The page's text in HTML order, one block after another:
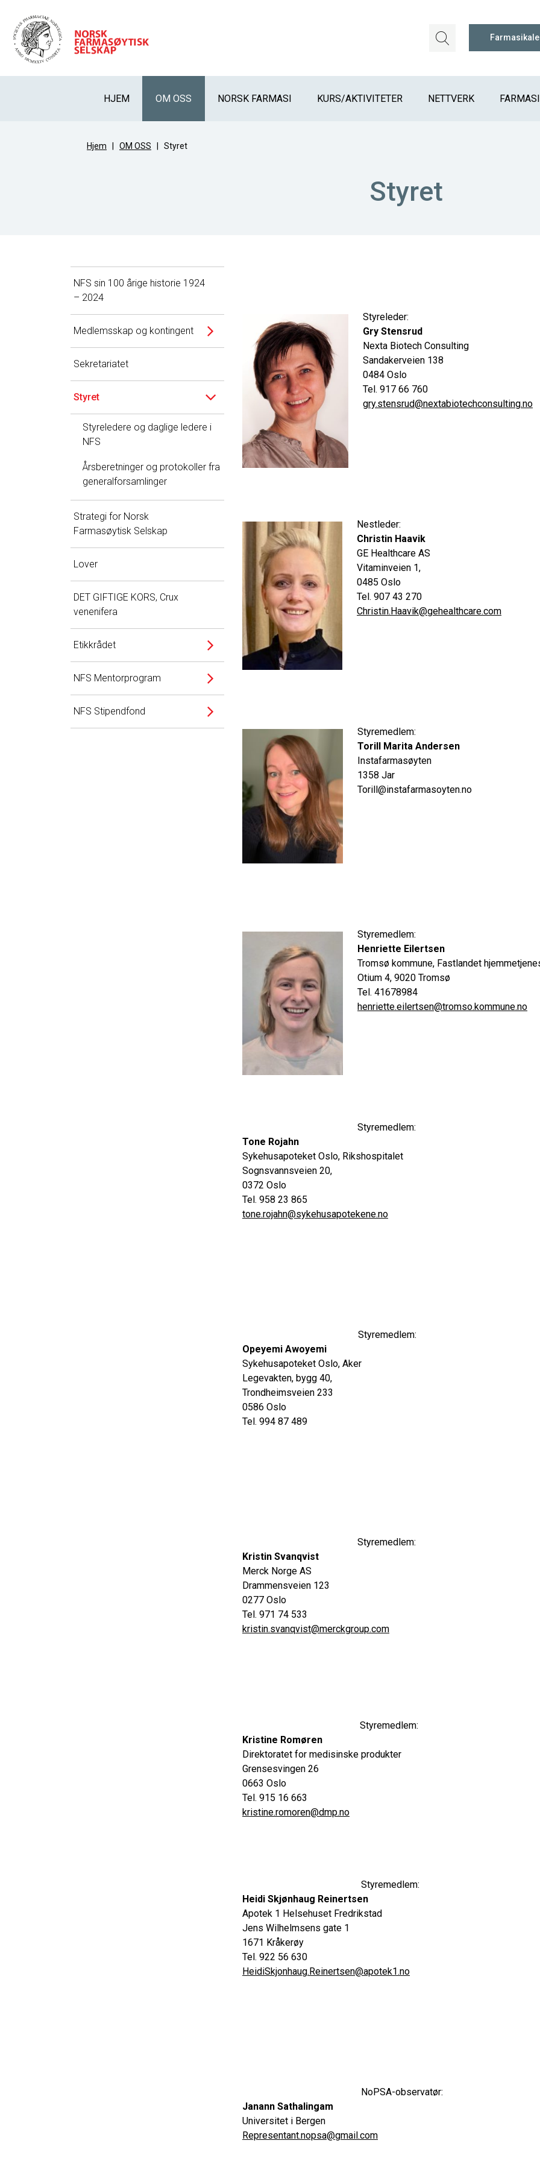
HJEM OM OSS NORSK FARMASI KURS/AKTIVITETER NETTVERK
Hjem OM OSS Styret
Styret
NFS sin 100 årige historie 1924
– 2024
Medlemsskap og kontingent
Sekretariatet
Styret
Styreledere og daglige ledere i
NFS
Årsberetninger og protokoller fra
generalforsamlinger
Strategi for Norsk
Farmasøytisk Selskap
Lover
DET GIFTIGE KORS, Crux
venenifera
Etikkrådet
NFS Mentorprogram
NFS Stipendfond
Styreleder:
Gry Stensrud
Nexta Biotech Consulting
Sandakerveien 138
0484 Oslo
Tel. 917 66 760
gry.stensrud@nextabiotechconsulting.no
Nestleder:
Christin Haavik
GE Healthcare AS
Vitaminveien 1,
0485 Oslo
Tel. 907 43 270
Christin.Haavik@gehealthcare.com
Styremedlem:
Torill Marita Andersen
Instafarmasøyten
1358 Jar
Torill@instafarmasoyten.no
Styremedlem:
Henriette Eilertsen
Tromsø kommune, Fastlandet
Otium 4, 9020 Tromsø
Tel. 41678984
henriette.eilertsen@tromso.kommune.no
Styremedlem:
Tone Rojahn
Sykehusapoteket Oslo, Rikshospitalet
Sognsvannsveien 20,
0372 Oslo
Tel. 958 23 865
tone.rojahn@sykehusapotekene.no
Styremedlem:
Opeyemi Awoyemi
Sykehusapoteket Oslo, Aker
Legevakten, bygg 40,
Trondheimsveien 233
0586 Oslo
Tel. 994 87 489
Styremedlem:
Kristin Svanqvist
Merck Norge AS
Drammensveien 123
0277 Oslo
Tel. 971 74 533
kristin.svanqvist@merckgroup.com
Styremedlem:
Kristine Romøren
Direktoratet for medisinske produkter
Grensesvingen 26
0663 Oslo
Tel. 915 16 663
kristine.romoren@dmp.no
Styremedlem:
Heidi Skjønhaug Reinertsen
Apotek 1 Helsehuset Fredrikstad
Jens Wilhelmsens gate 1
1671 Kråkerøy
Tel. 922 56 630
HeidiSkjonhaug.Reinertsen@apotek1.no
NoPSA-observatør:
Janann Sathalingam
Universitet i Bergen
Representant.nopsa@gmail.com